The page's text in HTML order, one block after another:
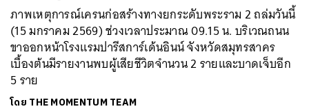
ภาพเหตุการณ์เครนก่อสร้างทางยกระดับพระราม 2 ถล่มวันนี้
(15 มกราคม 2569) ช่วงเวลาประมาณ 09.15 น. บริเวณถนน
ขาออกหน้าโรงแรมปารีสการ์เด้นอินน์ จังหวัดสมุทรสาคร
เบื้องต้นมีรายงานพบผู้เสียชีวิตจำนวน 2 รายและบาดเจ็บอีก
5 ราย
โดย THE MOMENTUM TEAM